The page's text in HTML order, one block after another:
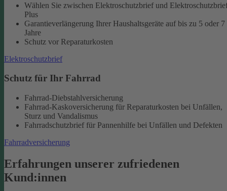
Wählen Sie zwischen Elektroschutzbrief und
Plus
Garantieverlängerung Ihrer Haushaltsgeräte auf bis zu 5 oder 7
Jahre
Schutz vor Reparaturkosten
Elektroschutzbrief
Schutz für Ihr Fahrrad
Fahrrad-Diebstahlversicherung
Fahrrad-Kaskoversicherung für Reparaturkosten bei Unfällen,
Sturz und Vandalismus
Fahrradschutzbrief für Pannenhilfe bei Unfällen und Defekten
Fahrradversicherung
Erfahrungen unserer zufriedenen
Kund:innen